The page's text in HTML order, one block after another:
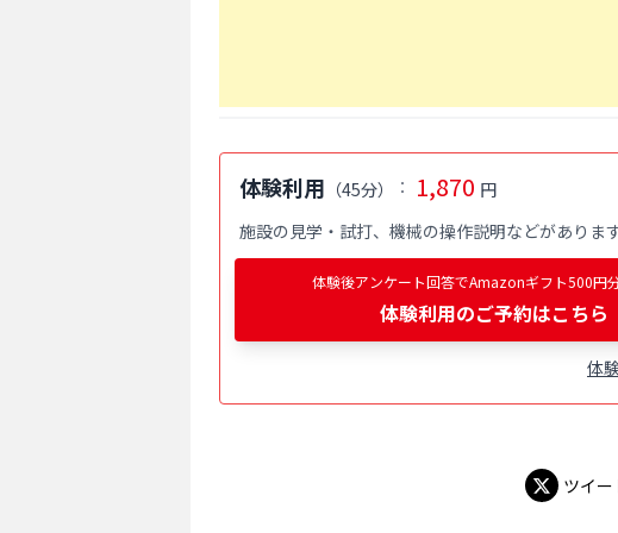
体験利用 （45分） ： 1,870 円
施設の見学・試打、機械の操作説明などがあります
体験後アンケート回答でAmazonギフト500円
体験利用のご予約はこちら
体
ツイー